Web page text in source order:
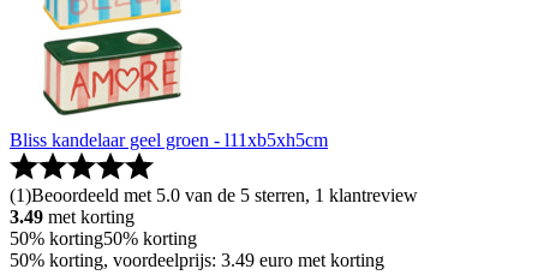
Bliss kandelaar geel groen - l11xb5xh5cm
(1)Beoordeeld met 5.0 van de 5 sterren, 1 klantreview
3.49 met korting
50% korting50% korting
50% korting, voordeelprijs: 3.49 euro met korting